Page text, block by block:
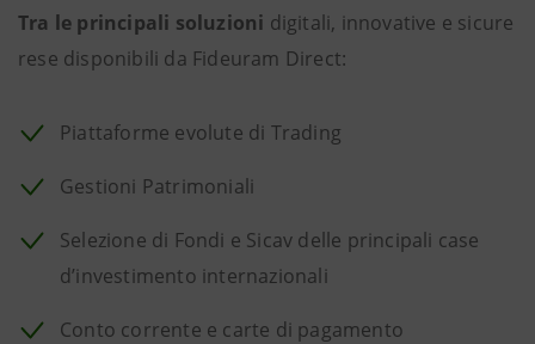
Tra le principali soluzioni digitali, innovative e sicure
rese disponibili da Fideuram Direct:
Piattaforme evolute di Trading
Gestioni Patrimoniali
Selezione di Fondi e Sicav delle principali case
d’investimento internazionali
Conto corrente e carte di pagamento